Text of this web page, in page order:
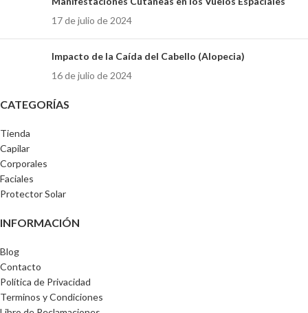
17 de julio de 2024
Impacto de la Caída del Cabello (Alopecia)
16 de julio de 2024
CATEGORÍAS
Tienda
Capilar
Corporales
Faciales
Protector Solar
INFORMACIÓN
Blog
Contacto
Política de Privacidad
Terminos y Condiciones